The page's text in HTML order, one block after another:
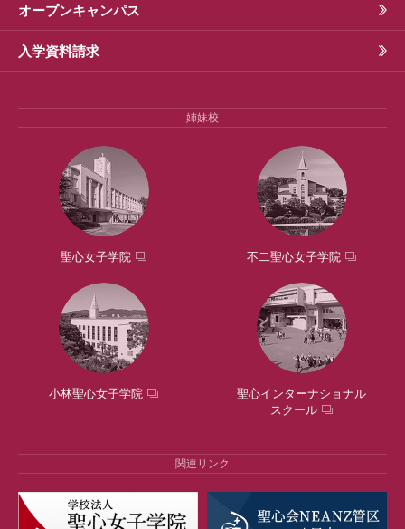
オープンキャンパス
入学資料請求
姉妹校
聖心女子学院 不二聖心女子学院
小林聖心女子学院
聖心インターナショナル
スクール
関連リンク